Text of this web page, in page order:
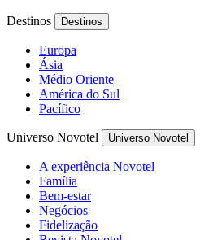
Destinos Destinos
Europa
Ásia
Médio Oriente
América do Sul
Pacífico
Universo Novotel Universo Novotel
A experiência Novotel
Família
Bem-estar
Negócios
Fidelização